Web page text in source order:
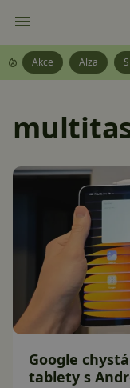
Akce Alza
Google
tablety s